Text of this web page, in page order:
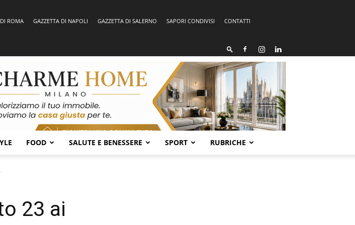
ROMA GAZZETTA DI NAPOLI GAZZETTA DI SALERNO SAPORI CONDIVISI
CONTATTI
FOOD SALUTE E BENESSERE SPORT RUBRICHE
23 ai